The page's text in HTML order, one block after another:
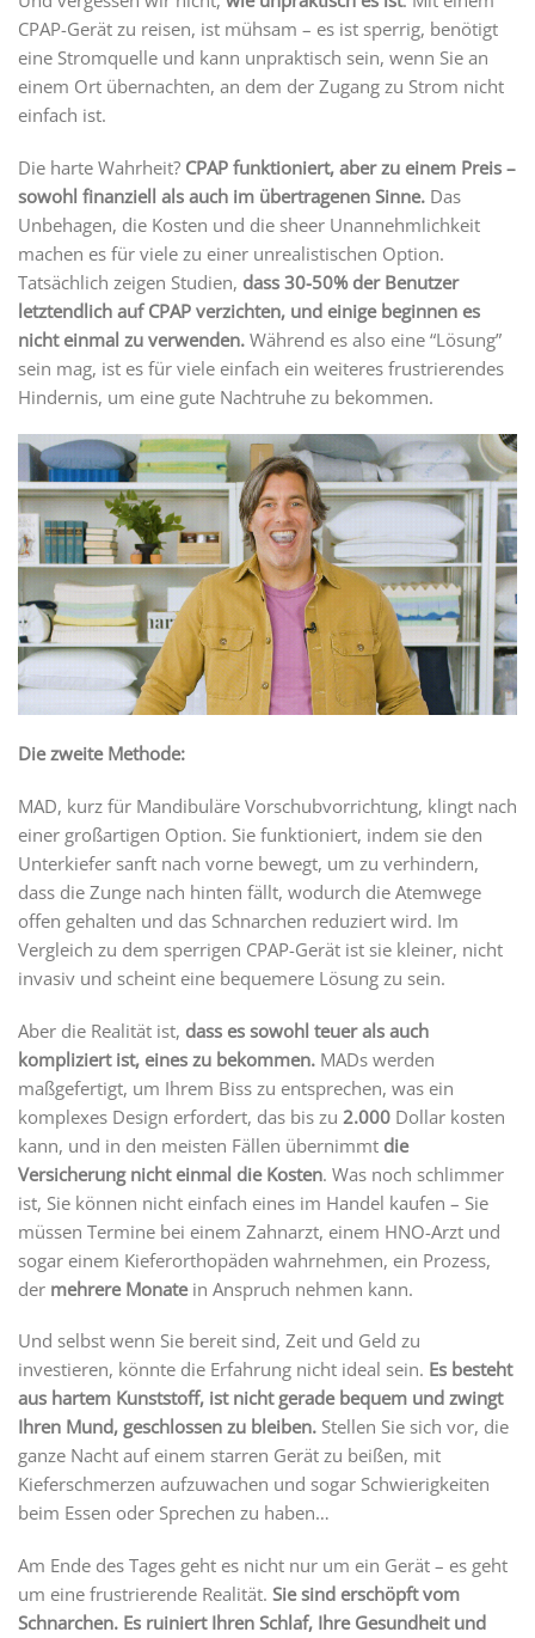
CPAP-Gerät zu reisen, ist mühsam – es ist sperrig, benötigt
eine Stromquelle und kann unpraktisch sein, wenn Sie an
einem Ort übernachten, an dem der Zugang zu Strom nicht
einfach ist.
Die harte Wahrheit? CPAP funktioniert, aber zu einem Preis –
sowohl finanziell als auch im übertragenen Sinne. Das
Unbehagen, die Kosten und die sheer Unannehmlichkeit
machen es für viele zu einer unrealistischen Option.
Tatsächlich zeigen Studien, dass 30-50% der Benutzer
letztendlich auf CPAP verzichten, und einige beginnen es
nicht einmal zu verwenden. Während es also eine “Lösung”
sein mag, ist es für viele einfach ein weiteres frustrierendes
Hindernis, um eine gute Nachtruhe zu bekommen.
Die zweite Methode:
MAD, kurz für Mandibuläre Vorschubvorrichtung, klingt nach
einer großartigen Option. Sie funktioniert, indem sie den
Unterkiefer sanft nach vorne bewegt, um zu verhindern,
dass die Zunge nach hinten fällt, wodurch die Atemwege
offen gehalten und das Schnarchen reduziert wird. Im
Vergleich zu dem sperrigen CPAP-Gerät ist sie kleiner, nicht
invasiv und scheint eine bequemere Lösung zu sein.
Aber die Realität ist, dass es sowohl teuer als auch
kompliziert ist, eines zu bekommen. MADs werden
maßgefertigt, um Ihrem Biss zu entsprechen, was ein
komplexes Design erfordert, das bis zu 2.000 Dollar kosten
kann, und in den meisten Fällen übernimmt die
Versicherung nicht einmal die Kosten. Was noch schlimmer
ist, Sie können nicht einfach eines im Handel kaufen – Sie
müssen Termine bei einem Zahnarzt, einem HNO-Arzt und
sogar einem Kieferorthopäden wahrnehmen, ein Prozess,
der mehrere Monatein Anspruch nehmen kann.
Und selbst wenn Sie bereit sind, Zeit und Geld zu
investieren, könnte die Erfahrung nicht ideal sein. Es besteht
aus hartem Kunststoff, ist nicht gerade bequem und zwingt
Ihren Mund, geschlossen zu bleiben. Stellen Sie sich vor, die
ganze Nacht auf einem starren Gerät zu beißen, mit
Kieferschmerzen aufzuwachen und sogar Schwierigkeiten
beim Essen oder Sprechen zu haben…
Am Ende des Tages geht es nicht nur um ein Gerät – es geht
um eine frustrierende Realität. Sie sind erschöpft vom
Schnarchen. Es ruiniert Ihren Schlaf, Ihre Gesundheit und